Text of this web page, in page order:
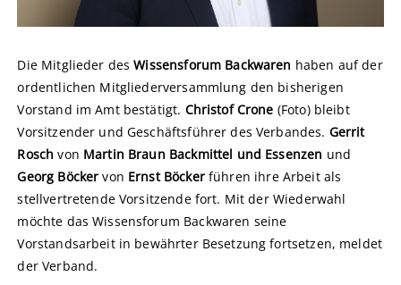
Die Mitglieder desWissensforum Backwaren haben auf der
ordentlichen Mitgliederversammlung den bisherigen
Vorstand im Amt bestätigt. Christof Crone (Foto) bleibt
Vorsitzender und Geschäftsführer des Verbandes. Gerrit
Rosch von Martin Braun Backmittel und Essenzen und
Georg Böcker von Ernst Böckerführen ihre Arbeit als
stellvertretende Vorsitzende fort. Mit der Wiederwahl
möchte das Wissensforum Backwaren seine
Vorstandsarbeit in bewährter Besetzung fortsetzen, meldet
der Verband.